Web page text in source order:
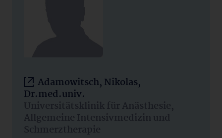
Adamowitsch, Nikolas,
Dr.med.univ.
Universitätsklinik für Anästhesie,
Allgemeine Intensivmedizin und
Schmerztherapie